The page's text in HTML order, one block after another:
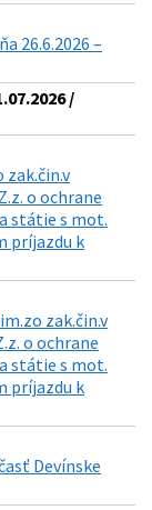
26.6.2026 –
/
zak.čin.v
o ochrane
státie s mot.
príjazdu k
zak.čin.v
o ochrane
státie s mot.
príjazdu k
Devínske